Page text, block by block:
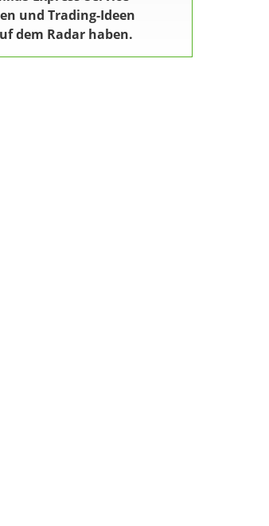
und Trading-Ideen
dem Radar haben.